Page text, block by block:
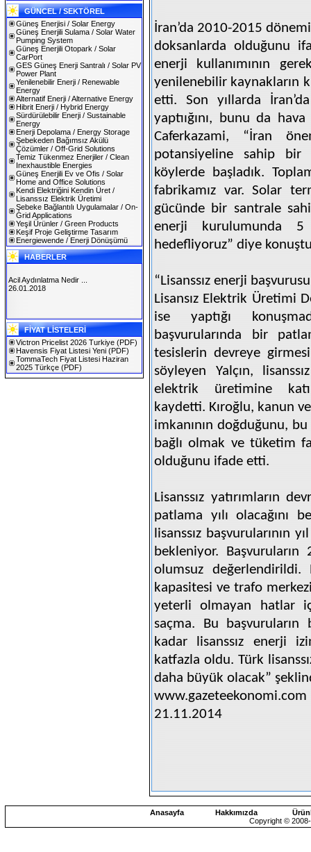
GÜNCEL / SEKTÖREL
Güneş Enerjisi / Solar Energy
Güneş Enerjili Sulama / Solar Water
Pumping System
Güneş Enerjili Otopark / Solar
CarPort
GES Güneş Enerji Santralı / Solar PV
Power Plant
Yenilenebilir Enerji / Renewable
Energy
Alternatif Enerji / Alternative Energy
Hibrit Enerji / Hybrid Energy
Sürdürülebilir Enerji / Sustainable
Energy
Enerji Depolama / Energy Storage
Şebekeden Bağımsız Akülü
Çözümler / Off-Grid Solutions
Temiz Tükenmez Enerjiler / Clean
Inexhaustible Energies
Güneş Enerjili Ev ve Ofis / Solar
Home and Office Solutions
Kendi Elektriğini Kendin Üret /
Lisanssız Elektrik Üretimi
Şebeke Bağlantılı Uygulamalar / On-
Grid Applications
Yeşil Ürünler / Green Products
Keşif Proje Geliştirme Tasarım
Energiewende / Enerji Dönüşümü
HABERLER
SOLAREX ISTANBUL 2019
30.01.2019
Acil Aydınlatma Nedir ...
26.01.2018
FİYAT LİSTELERİ
Victron Pricelist 2026 Turkiye (PDF)
Havensis Fiyat Listesi Yeni (PDF)
TommaTech Fiyat Listesi Haziran
2025 Türkçe (PDF)
İran’da 2010-2015
doksanlarda olduğunu
enerji kullanımının
yenilenebilir kaynakların
etti. Son yıllarda
yaptıığını, bunu da
Caferkazami, “İran
potansiyeline sahip bir
köylerde başladık.
fabrikamız var. Solar
gücünde bir santrale
enerji kurulumunda 5
hedefliyoruz” diye
“Lisanssız enerji
Lisansız Elektrik Üretimi
ise yaptığı
başvurularında bir
tesislerin devreye
söyleyen Yalçın,
elektrik üretimine
kaydetti. Kıroğlu, kanun
imkanının doğduğunu,
bağlı olmak ve tüketim
olduğunu ifade etti.
Lisanssız yatırımların
patlama yılı olacağını
lisanssız başvurularının
bekleniyor.
olumsuz
kapasitesi ve trafo
yeterli olmayan hatlar
saçma. Bu başvuruların
kadar lisanssız enerji
katfazla oldu. Türk
daha büyük olacak”
www.gazeteekonomi.com
21.11.2014
Anasayfa Hakkımızda
Copyright ©